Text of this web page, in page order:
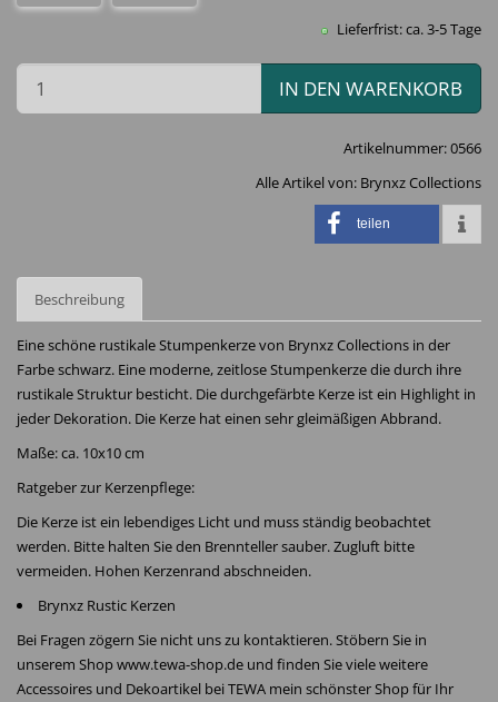
Lieferfrist: ca. 3-5 Tage
IN DEN WARENKORB
Artikelnummer:0566
Alle Artikel von: Brynxz Collections
teilen
Beschreibung
Eine schöne rustikale Stumpenkerze von Brynxz Collections in der
Farbe schwarz. Eine moderne, zeitlose Stumpenkerze die durch ihre
rustikale Struktur besticht. Die durchgefärbte Kerze ist ein Highlight in
jeder Dekoration. Die Kerze hat einen sehr gleimäßigen Abbrand.
Maße: ca. 10x10 cm
Ratgeber zur Kerzenpflege:
Die Kerze ist ein lebendiges Licht und muss ständig beobachtet
werden. Bitte halten Sie den Brennteller sauber. Zugluft bitte
vermeiden. Hohen Kerzenrand abschneiden.
Brynxz Rustic Kerzen
Bei Fragen zögern Sie nicht uns zu kontaktieren. Stöbern Sie in
unserem Shop www.tewa-shop.de und finden Sie viele weitere
Accessoires und Dekoartikel bei TEWA mein schönster Shop für Ihr